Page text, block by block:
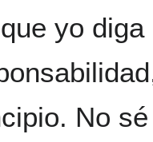
yo
No